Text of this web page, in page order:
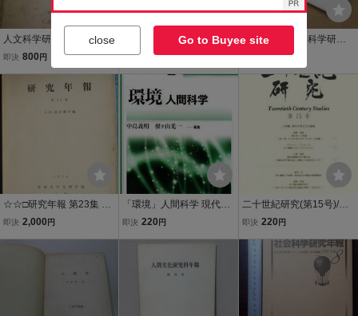
人文科学研究 第７号 早稲
田大学人文科学研究所
即決 800 円
人類科学 23 /共同課題 都
市化 沖縄 1970年度九学
会連合年報 1971年 沖縄
現在 2,000円
人文科学1 人文科学研究
所【A5L】.
現在 440円
☆☆□研究年報 第23集 人
文・社会科学編 1974 日
即決 2,000 円
「環境」人間科学 現代人
間科学講座第2巻/中島義
即決 220 円
二十世紀研究(第15号)/二
十世紀研究編集委員会(編
即決 220 円
close Go to Buyee site